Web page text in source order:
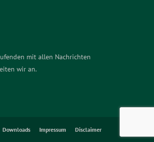
mit allen Nachrichten
wir an.
Downloads Impressum Disclaimer